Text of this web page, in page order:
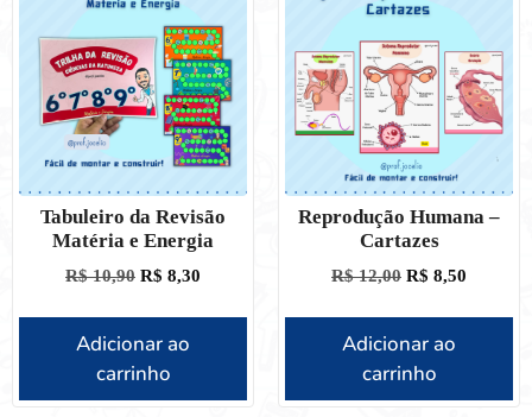
Tabuleiro da Revisão
Matéria e Energia
R$10,90 R$ 8,30
Adicionar ao
carrinho
Reprodução Humana –
Cartazes
R$12,00 R$ 8,50
Adicionar ao
carrinho